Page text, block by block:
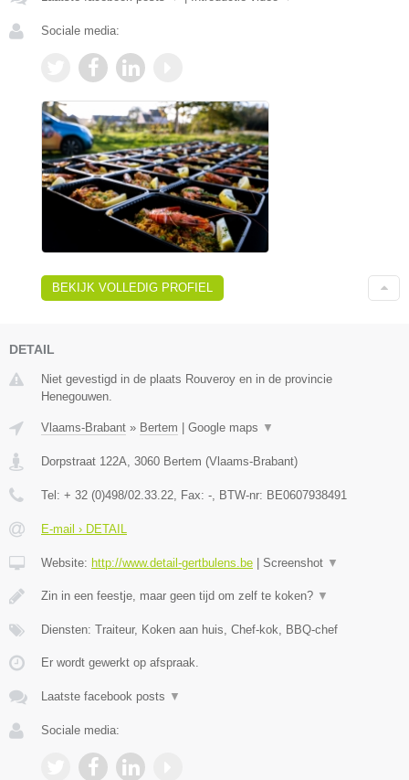
Sociale media:
BEKIJK VOLLEDIG PROFIEL
DETAIL
Niet gevestigd in de plaats Rouveroy en in de provincie
Henegouwen.
Vlaams-Brabant » Bertem | Google maps ▼
Dorpstraat 122A 3060 Bertem (Vlaams-Brabant)
Tel: + 32 (0)498/02.33.22 , Fax: - , BTW-nr: BE0607938491
E-mail › DETAIL
Website: http://www.detail-gertbulens.be | Screenshot ▼
Zin in een feestje, maar geen tijd om zelf te koken? ▼
Diensten: Traiteur, Koken aan huis, Chef-kok, BBQ-chef
Er wordt gewerkt op afspraak.
Laatste facebook posts ▼
Sociale media: